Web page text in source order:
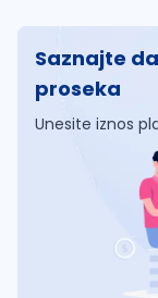
Saznajte
proseka
Unesite iznos